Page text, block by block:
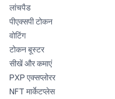
लांचपैड
पीएक्सपी टोकन
वोटिंग
टोकन बूस्टर
सीखें और कमाएं
PXP एक्सप्लोरर
NFT मार्केटप्लेस